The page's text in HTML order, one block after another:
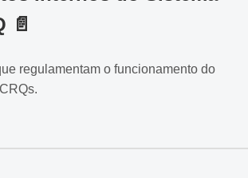
📄
regulamentam o funcionamento do